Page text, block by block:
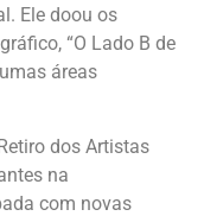
Ele doou os
“O Lado B de
áreas
dos Artistas
na
com novas